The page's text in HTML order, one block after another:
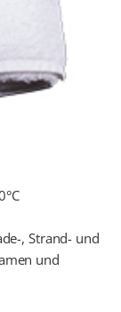
, Strand- und
und